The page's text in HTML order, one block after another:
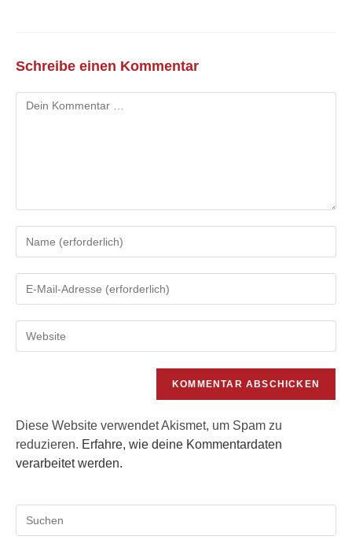
Schreibe einen Kommentar
Kommentar
deinen
oder
Kommentieren
ein
deine
Mail-
deine
Diese Website verwendet Akismet, um Spam zu
reduzieren. Erfahre, wie deine Kommentardaten
verarbeitet werden.